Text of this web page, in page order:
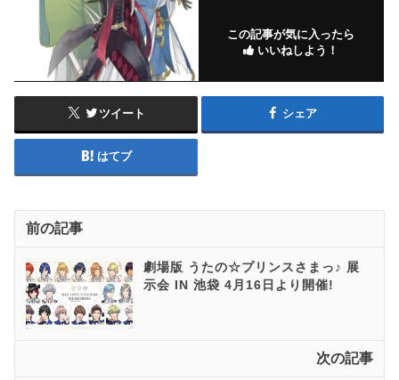
この記事が気に入ったら
いいねしよう！
ツイート シェア
はてブ
前の記事
劇場版 うたの☆プリンスさまっ♪ 展
示会 IN 池袋 4月16日より開催!
次の記事